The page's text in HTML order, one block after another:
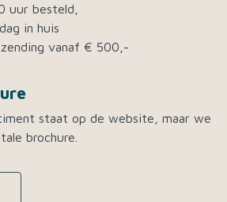
uur besteld,
in huis
vanaf € 500,-
staat op de website, maar we
brochure.